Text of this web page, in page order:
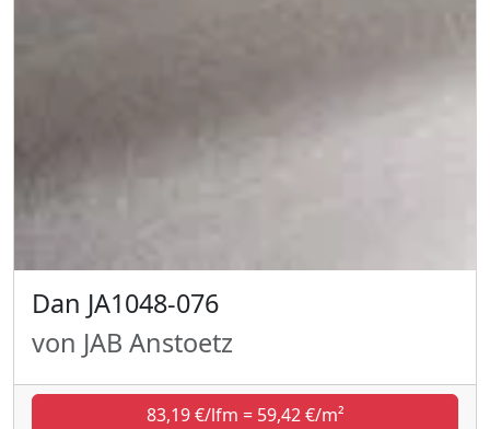
Dan JA1048-076
von JAB Anstoetz
83,19 €/lfm = 59,42 €/m²